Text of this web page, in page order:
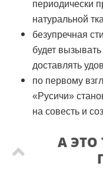
периодически
натуральной
безупречная
будет
доставлять
по первому
«Русичи»
на совесть и
А